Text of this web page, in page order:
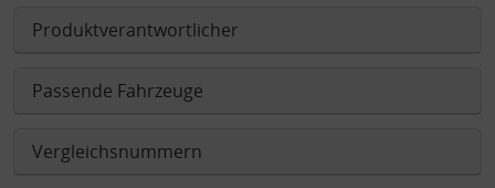
Produktverantwortlicher
Passende Fahrzeuge
Vergleichsnummern